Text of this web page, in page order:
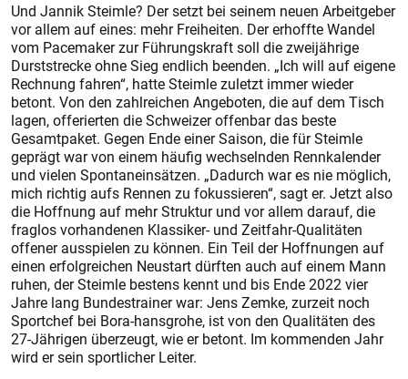
Und Jannik Steimle? Der setzt bei seinem neuen Arbeitgeber
vor allem auf eines: mehr Freiheiten. Der erhoffte Wandel
vom Pacemaker zur Führungskraft soll die zweijährige
Durststrecke ohne Sieg endlich beenden. „Ich will auf eigene
Rechnung fahren“, hatte Steimle zuletzt immer wieder
betont. Von den zahlreichen Angeboten, die auf dem Tisch
lagen, offerierten die Schweizer offenbar das beste
Gesamtpaket. Gegen Ende einer Saison, die für Steimle
geprägt war von einem häufig wechselnden Rennkalender
und vielen Spontaneinsätzen. „Dadurch war es nie möglich,
mich richtig aufs Rennen zu fokussieren“, sagt er. Jetzt also
die Hoffnung auf mehr Struktur und vor allem darauf, die
fraglos vorhandenen Klassiker- und Zeitfahr-Qualitäten
offener ausspielen zu können. Ein Teil der Hoffnungen auf
einen erfolgreichen Neustart dürften auch auf einem Mann
ruhen, der Steimle bestens kennt und bis Ende 2022 vier
Jahre lang Bundestrainer war: Jens Zemke, zurzeit noch
Sportchef bei Bora-hansgrohe, ist von den Qualitäten des
27-Jährigen überzeugt, wie er betont. Im kommenden Jahr
wird er sein sportlicher Leiter.